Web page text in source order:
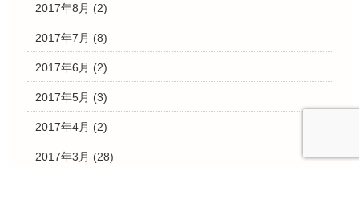
2017年8月 (2)
2017年7月 (8)
2017年6月 (2)
2017年5月 (3)
2017年4月 (2)
2017年3月 (28)